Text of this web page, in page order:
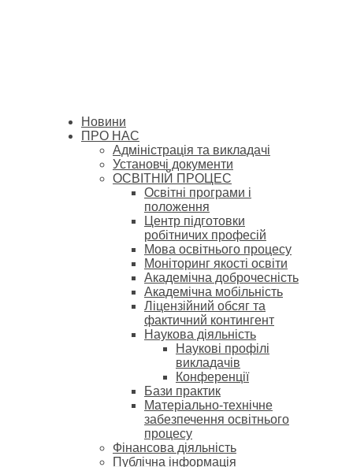
Новини
ПРО НАС
Адміністрація та викладачі
Установчі документи
ОСВІТНІЙ ПРОЦЕС
Освітні програми і
положення
Центр підготовки
робітничих професій
Мова освітнього процесу
Моніторинг якості освіти
Академічна доброчесність
Академічна мобільність
Ліцензійний обсяг та
фактичний контингент
Наукова діяльність
Наукові профілі
викладачів
Конференції
Бази практик
Матеріально-технічне
забезпечення освітнього
процесу
Фінансова діяльність
Публічна інформація